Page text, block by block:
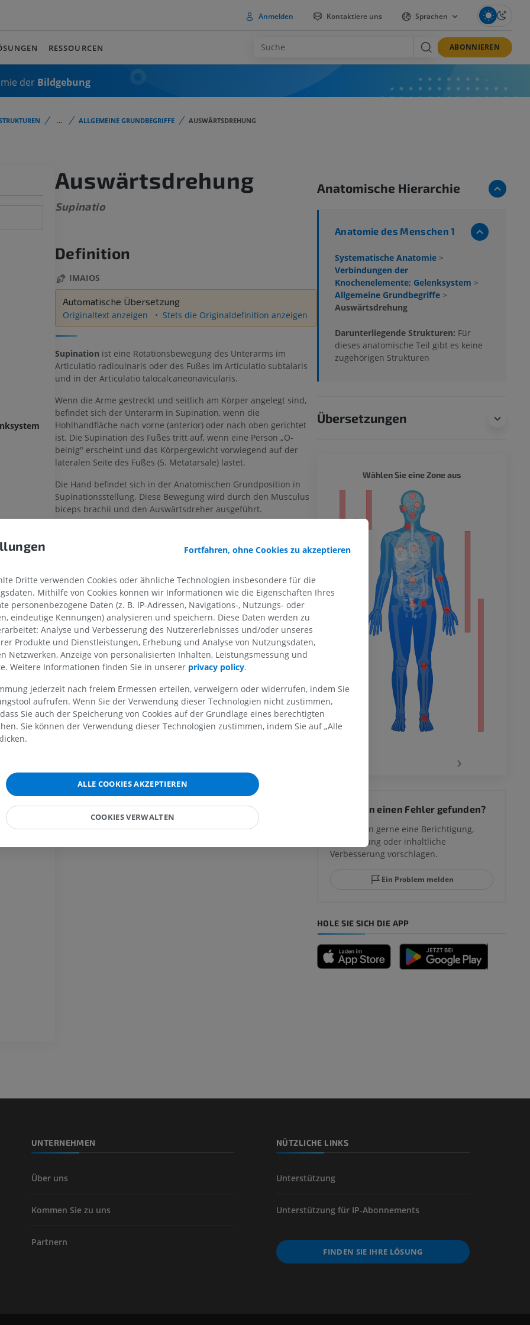
Anmelden Kontaktiere uns Sprachen
RESSOURCEN ABONNIEREN
der Bildgebung
... ALLGEMEINE GRUNDBEGRIFFE AUSWÄRTSDREHUNG
Auswärtsdrehung
Supinatio
Definition
IMAIOS
Automatische Übersetzung
Originaltext anzeigen
Stets die Originaldefinition anzeigen
Supination ist eine Rotationsbewegung des Unterarms im
Articulatio radioulnaris oder des Fußes im Articulatio subtalaris
und in der Articulatio talocalcaneonavicularis.
Wenn die Arme gestreckt und seitlich am Körper angelegt sind,
befindet sich der Unterarm in Supination, wenn die
Hohlhandfläche nach vorne (anterior) oder nach oben gerichtet
ist. Die Supination des Fußes tritt auf, wenn eine Person „O-
beinig" erscheint und das Körpergewicht vorwiegend auf der
lateralen Seite des Fußes (5. Metatarsale) lastet.
Die Hand befindet sich in der Anatomischen Grundposition in
Supinationsstellung. Diese Bewegung wird durch den Musculus
biceps brachii und den Auswärtsdreher ausgeführt.
Referenzen
This definition incorporates text from the wikipedia website - Wikipedia: The
free encyclopedia. (2004, July 22). FL: Wikimedia Foundation, Inc. Retrieved
August 10, 2004, from http://www.wikipedia.org
Anatomische Hierarchie
Anatomie des Menschen 1
Systematische Anatomie >
Verbindungen der
Knochenelemente; Gelenksystem >
Allgemeine Grundbegriffe >
Auswärtsdrehung
Darunterliegende Strukturen: Für
dieses anatomische Teil gibt es keine
zugehörigen Strukturen
Übersetzungen
MRT der oberen Extremität
MRT
PREMIUM
MRT des Handgelenks
MRT
PREMIUM
MRT des Ellenbogens
PREMIUM
MRT der Hand
Röntgenaufnahme der
Röntgenbilder
Obere Extremität
Untere Extremität
Abbildungen
Röntgenbilder
KOSTENLOS
MRT der unteren Extremität
MRT
PREMIUM
MRT
PREMIUM
CT-Arthografie des
CT-Arthrogramm
PREMIUM
Wählen Sie eine Zone aus
›
Sie haben einen Fehler gefunden?
Sie können gerne eine Berichtigung,
Übersetzung oder inhaltliche
Verbesserung vorschlagen.
Ein Problem melden
HOLE SIE SICH DIE APP
UNTERNEHMEN
Über uns
Kommen Sie zu uns
Partnern
NÜTZLICHE LINKS
Unterstützung
Unterstützung für IP-Abonnements
FINDEN SIE IHRE LÖSUNG
Fortfahren, ohne Cookies zu akzeptieren
Dritte verwenden Cookies oder ähnliche Technologien insbesondere für die
Mithilfe von Cookies können wir Informationen wie die Eigenschaften Ihres
personenbezogene Daten (z. B. IP-Adressen, Navigations-, Nutzungs- oder
eindeutige Kennungen) analysieren und speichern. Diese Daten werden zu
Analyse und Verbesserung des Nutzererlebnisses und/oder unseres
Produkte und Dienstleistungen, Erhebung und Analyse von Nutzungsdaten,
Netzwerken, Anzeige von personalisierten Inhalten, Leistungsmessung und
Weitere Informationen finden Sie in unserer privacy policy.
jederzeit nach freiem Ermessen erteilen, verweigern oder widerrufen, indem Sie
aufrufen. Wenn Sie der Verwendung dieser Technologien nicht zustimmen,
Sie auch der Speicherung von Cookies auf der Grundlage eines berechtigten
Sie können der Verwendung dieser Technologien zustimmen, indem Sie auf „Alle
ALLE COOKIES AKZEPTIEREN
COOKIES VERWALTEN